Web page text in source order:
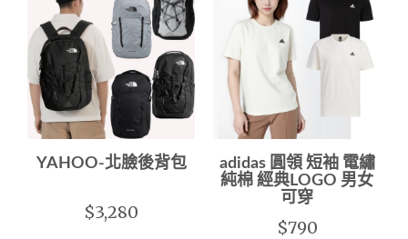
YAHOO-北臉後背包
$3,280
adidas 圓領 短袖 電繡
純棉 經典LOGO 男女
可穿
$790